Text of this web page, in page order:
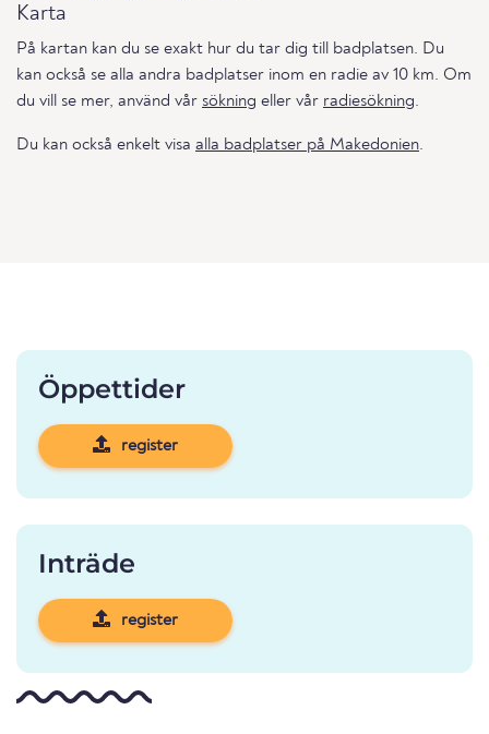
Karta
På kartan kan du se exakt hur du tar dig till badplatsen. Du
kan också se alla andra badplatser inom en radie av 10 km. Om
du vill se mer, använd vår sökning eller vår radiesökning.
Du kan också enkelt visa alla badplatser på Makedonien.
Öppettider
register
Inträde
register